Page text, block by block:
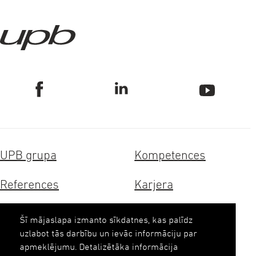
Šī mājaslapa izmanto sīkdatnes, kas palīdz
uzlabot tās darbību un ievāc informāciju par
apmeklējumu. Detalizētāka informācija
UPB grupa Kompetences
References Karjera
Sertifikāti Ilgtspēja
Kontakti